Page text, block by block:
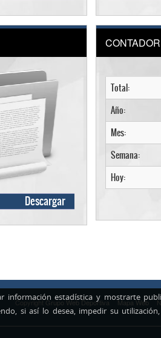
Descargar
Total:
Año:
Mes:
Semana:
Hoy:
CopyrightGrupo Web Deportiva Mapa Web
información estadística y mostrarte
si así lo desea, impedir su